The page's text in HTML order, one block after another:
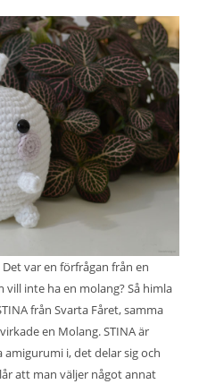
Det var en förfrågan från en
vill inte ha en molang? Så himla
från Svarta Fåret, samma
en Molang. STINA är
i, det delar sig och
att man väljer något annat